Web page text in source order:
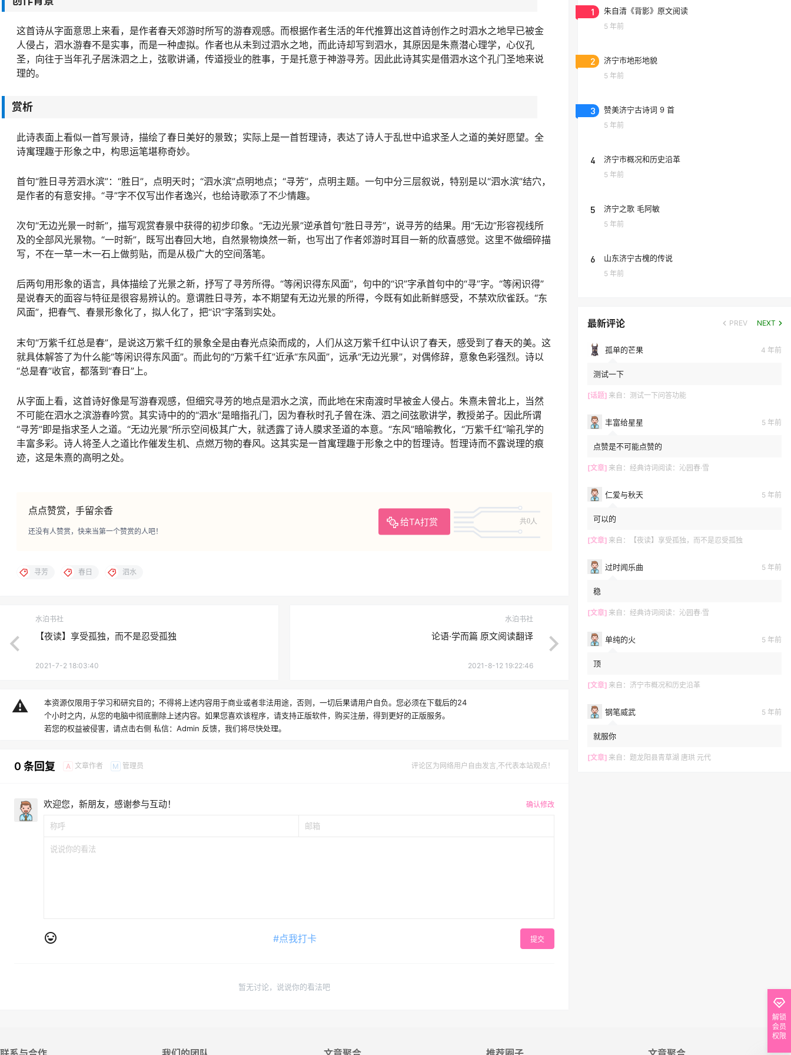
这首诗从字面意思上来看，是作者春天郊游时所写的游春观感。而根据作者生活的年代推算出这首诗创作之时泗水之地早已被金
人侵占，泗水游春不是实事，而是一种虚拟。作者也从未到过泗水之地，而此诗却写到泗水，其原因是朱熹潜心理学，心仪孔
圣，向往于当年孔子居洙泗之上，弦歌讲诵，传道授业的胜事，于是托意于神游寻芳。因此此诗其实是借泗水这个孔门圣地来说
理的。
赏析
此诗表面上看似一首写景诗，描绘了春日美好的景致；实际上是一首哲理诗，表达了诗人于乱世中追求圣人之道的美好愿望。全
诗寓理趣于形象之中，构思运笔堪称奇妙。
首句“胜日寻芳泗水滨”：“胜日”，点明天时；“泗水滨”点明地点；“寻芳”，点明主题。一句中分三层叙说，特别是以“泗水滨”结穴，
是作者的有意安排。“寻”字不仅写出作者逸兴，也给诗歌添了不少情趣。
次句“无边光景一时新”，描写观赏春景中获得的初步印象。“无边光景”逆承首句“胜日寻芳”，说寻芳的结果。用“无边”形容视线所
及的全部风光景物。“一时新”，既写出春回大地，自然景物焕然一新，也写出了作者郊游时耳目一新的欣喜感觉。这里不做细碎描
写，不在一草一木一石上做剪贴，而是从极广大的空间落笔。
后两句用形象的语言，具体描绘了光景之新，抒写了寻芳所得。“等闲识得东风面”，句中的“识”字承首句中的“寻”字。“等闲识得”
是说春天的面容与特征是很容易辨认的。意谓胜日寻芳，本不期望有无边光景的所得，今既有如此新鲜感受，不禁欢欣雀跃。“东
风面”，把春气、春景形象化了，拟人化了，把“识”字落到实处。
末句“万紫千红总是春”，是说这万紫千红的景象全是由春光点染而成的，人们从这万紫千红中认识了春天，感受到了春天的美。这
就具体解答了为什么能“等闲识得东风面”。而此句的“万紫千红”近承“东风面”，远承“无边光景”，对偶修辞，意象色彩强烈。诗以
“总是春”收官，都落到“春日”上。
从字面上看，这首诗好像是写游春观感，但细究寻芳的地点是泗水之滨，而此地在宋南渡时早被金人侵占。朱熹未曾北上，当然
不可能在泗水之滨游春吟赏。其实诗中的的“泗水”是暗指孔门，因为春秋时孔子曾在洙、泗之间弦歌讲学，教授弟子。因此所谓
“寻芳”即是指求圣人之道。“无边光景”所示空间极其广大，就透露了诗人膜求圣道的本意。“东风”暗喻教化，“万紫千红”喻孔学的
丰富多彩。诗人将圣人之道比作催发生机、点燃万物的春风。这其实是一首寓理趣于形象之中的哲理诗。哲理诗而不露说理的痕
迹，这是朱熹的高明之处。
点点赞赏，手留余香
给TA打赏 共0人
还没有人赞赏，快来当第一个赞赏的人吧！
寻芳 春日 泗水
水泊书社
【夜读】享受孤独，而不是忍受孤独
2021-7-2 18:03:40
水泊书社
论语·学而篇 原文阅读翻译
2021-8-12 19:22:46
⚠️
本资源仅限用于学习和研究目的；不得将上述内容用于商业或者非法用途，否则，一切后果请用户自负。您必须在下载后的24
个小时之内，从您的电脑中彻底删除上述内容。如果您喜欢该程序，请支持正版软件，购买注册，得到更好的正版服务。
若您的权益被侵害，请点击右侧 私信：Admin 反馈，我们将尽快处理。
0 条回复 A 文章作者 M 管理员 评论区为网络用户自由发言,不代表本站观点！
欢迎您，新朋友，感谢参与互动！ 确认修改
#点我打卡 提交
暂无讨论，说说你的看法吧
1 朱自清《背影》原文阅读
5 年前
2 济宁市地形地貌
5 年前
3 赞美济宁古诗词 9 首
5 年前
4 济宁市概况和历史沿革
5 年前
5 济宁之歌 毛阿敏
5 年前
6 山东济宁古槐的传说
5 年前
最新评论 PREV NEXT
孤单的芒果 4 年前
测试一下
[话题] 来自： 测试一下问答功能
丰富给星星 5 年前
点赞是不可能点赞的
[文章] 来自： 经典诗词阅读：沁园春·雪
仁爱与秋天 5 年前
可以的
[文章] 来自： 【夜读】享受孤独，而不是忍受孤独
过时闻乐曲 5 年前
稳
[文章] 来自： 经典诗词阅读：沁园春·雪
单纯的火 5 年前
顶
[文章] 来自： 济宁市概况和历史沿革
钢笔威武 5 年前
就服你
[文章] 来自： 题龙阳县青草湖 唐珙 元代
解锁
会员
权限